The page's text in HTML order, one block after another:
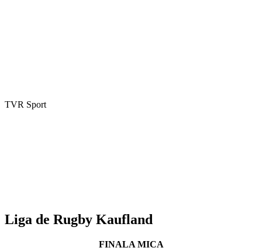
TVR Sport
Liga de Rugby Kaufland
FINALA MICA